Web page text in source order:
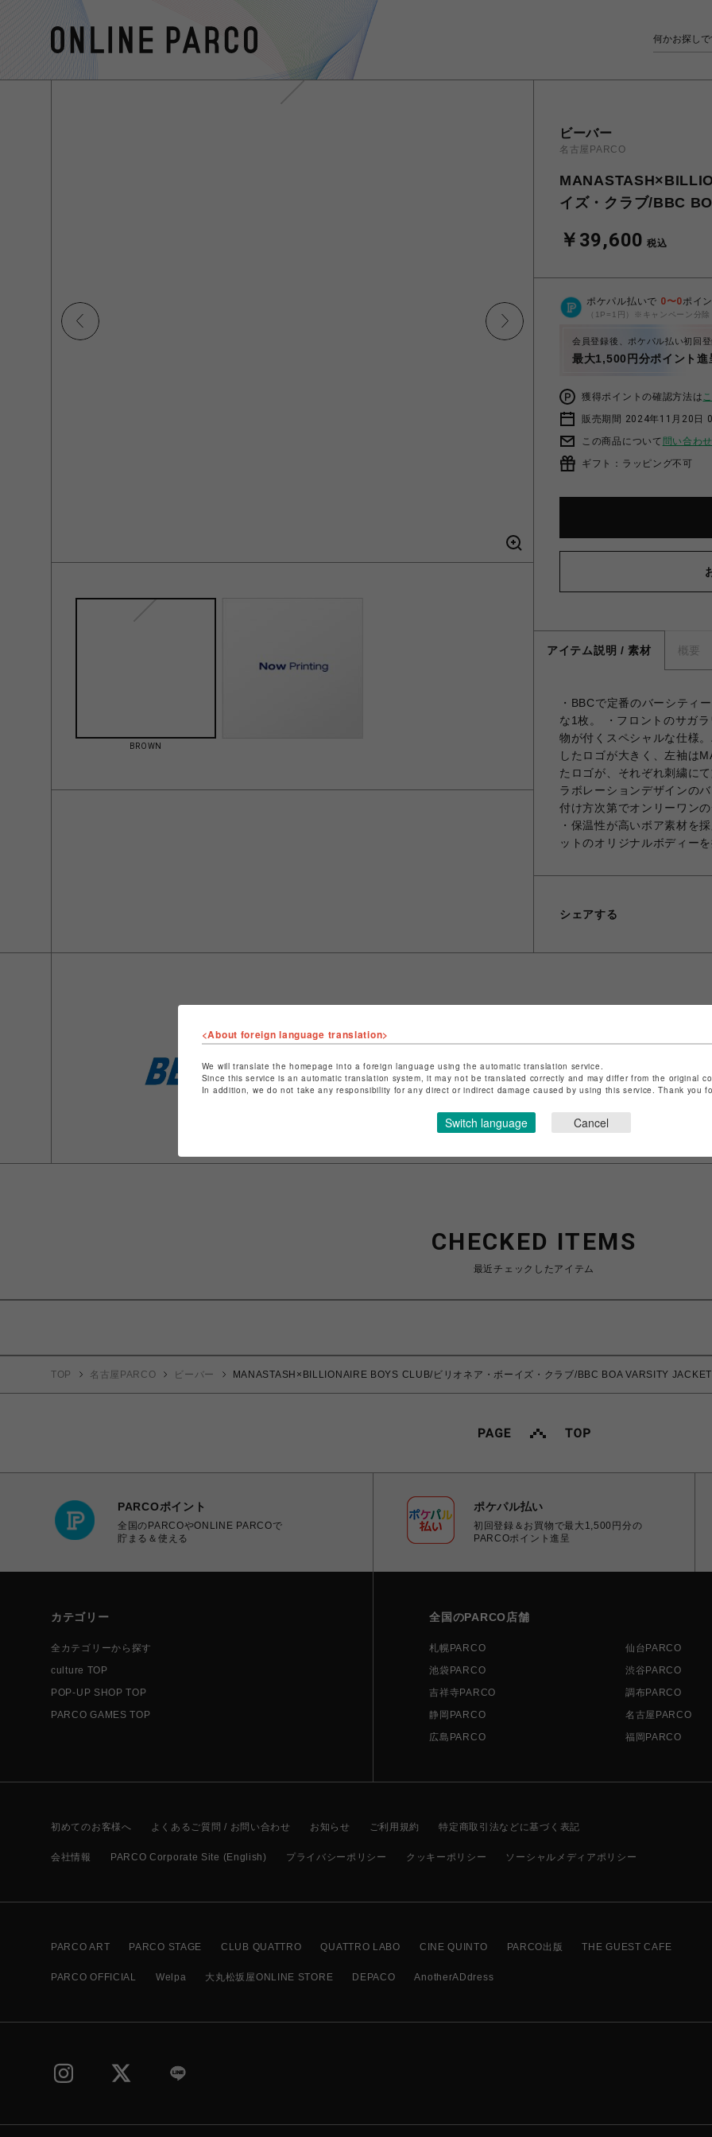
BROWN
ビーバー
名古屋PARCO
イズ・クラブ/BBC
￥39,600 税込
ポケパル払いで 0〜0ポイ
（1P=1円）※キャンペーン分除
会員登録後、ポケパル払い初回
最大1,500円分ポイント進
獲得ポイントの確認方法は
販売期間 2024年11月20日
この商品について 問い合わ
ギフト：ラッピング不可
アイテム説明 / 素材 概要
・BBCで定番のバーシティ
な1枚。 ・フロントのサガ
物が付くスペシャルな仕様
したロゴが大きく、左袖は
たロゴが、それぞれ刺繍に
ラボレーションデザインの
付け方次第でオンリーワン
・保温性が高いボア素材を
ットのオリジナルボディーを
シェアする
ショップ名
特定商取引法など法令に基づく表記はこちら
ショップお問い合わせはこちら
CHECKED ITEMS
最近チェックしたアイテム
TOP 名古屋PARCO ビーバー MANASTASH×BILLIONAIRE BOYS CLUB/ビリオネア・ボーイズ・クラブ/BBC BOA VARSITY
PARCOポイント
全国のPARCOやONLINE PARCOで
貯まる＆使える
ポケパル払い
初回登録＆お買物で最大1,500円分の
PARCOポイント進呈
カテゴリー
全カテゴリーから探す
culture TOP
POP-UP SHOP TOP
PARCO GAMES TOP
全国のPARCO店舗
札幌PARCO 仙台PARCO
池袋PARCO
渋谷PARCO
吉祥寺PARCO
調布PARCO
静岡PARCO
名古屋PARCO
広島PARCO
福岡PARCO
初めてのお客様へ よくあるご質問 / お問い合わせ お知らせ ご利用規約 特定商取引法などに基づく表記
会社情報 PARCO Corporate Site (English) プライバシーポリシー クッキーポリシー ソーシャルメディアポリシー
PARCO ART PARCO STAGE CLUB QUATTRO QUATTRO LABO CINE QUINTO PARCO出版 THE GUEST CAFE
PARCO OFFICIAL Welpa 大丸松坂屋ONLINE STORE DEPACO AnotherADdress
<About foreign language translation>
We will translate the homepage into a foreign language using the automatic translation service.
Since this service is an automatic translation system, it may not be translated correctly and may differ from the original
In addition, we do not take any responsibility for any direct or indirect damage caused by using this service. Thank you
Switch language Cancel